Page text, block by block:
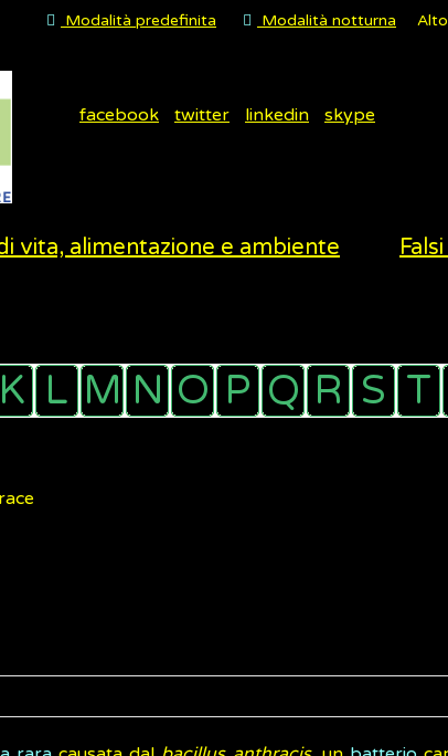
Modalità predefinita Modalità notturna
facebook twitter linkedin skype
vita, alimentazione e ambiente